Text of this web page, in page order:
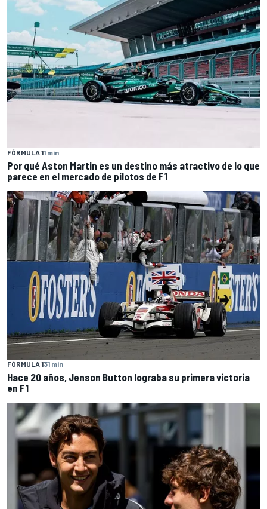
FÓRMULA 11 min
Por qué Aston Martin es un destino más atractivo de lo que
parece en el mercado de pilotos de F1
FÓRMULA 131 min
Hace 20 años, Jenson Button lograba su primera victoria
en F1